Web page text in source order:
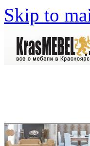
Skip to